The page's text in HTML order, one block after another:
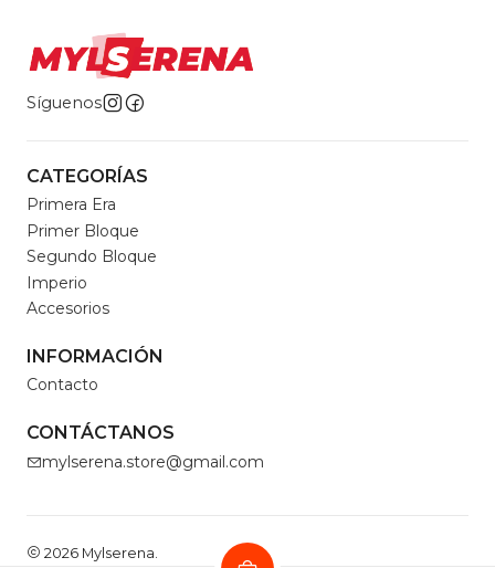
Síguenos
CATEGORÍAS
Primera Era
Primer Bloque
Segundo Bloque
Imperio
Accesorios
INFORMACIÓN
Contacto
CONTÁCTANOS
mylserena.store@gmail.com
2026 Mylserena.